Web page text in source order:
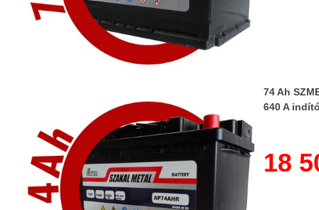
74 Ah
640 A
18